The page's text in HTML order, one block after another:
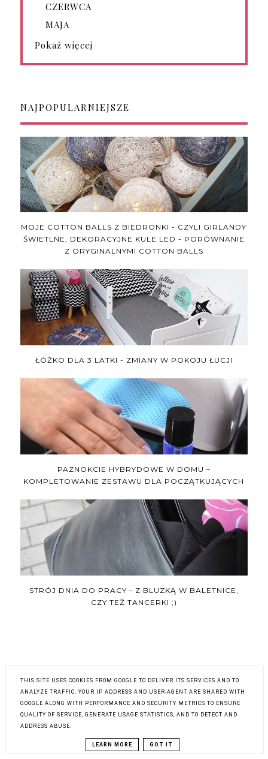
CZERWCA
MAJA
Pokaż więcej
NAJPOPULARNIEJSZE
MOJE COTTON BALLS Z BIEDRONKI - CZYLI GIRLANDY
ŚWIETLNE, DEKORACYJNE KULE LED - PORÓWNANIE
Z ORYGINALNYMI COTTON BALLS
ŁÓŻKO DLA 3 LATKI - ZMIANY W POKOJU ŁUCJI
PAZNOKCIE HYBRYDOWE W DOMU –
KOMPLETOWANIE ZESTAWU DLA POCZĄTKUJĄCYCH
STRÓJ DNIA DO PRACY - Z BLUZKĄ W BALETNICE,
CZY TEŻ TANCERKI ;)
SPOSÓB NA DŁUGIE I ZDROWE PAZNOKCIE
THIS SITE USES COOKIES FROM GOOGLE TO DELIVER ITS SERVICES AND TO
ANALYZE TRAFFIC. YOUR IP ADDRESS AND USER-AGENT ARE SHARED WITH
GOOGLE ALONG WITH PERFORMANCE AND SECURITY METRICS TO ENSURE
QUALITY OF SERVICE, GENERATE USAGE STATISTICS, AND TO DETECT AND
ADDRESS ABUSE.
LEARN MORE GOT IT